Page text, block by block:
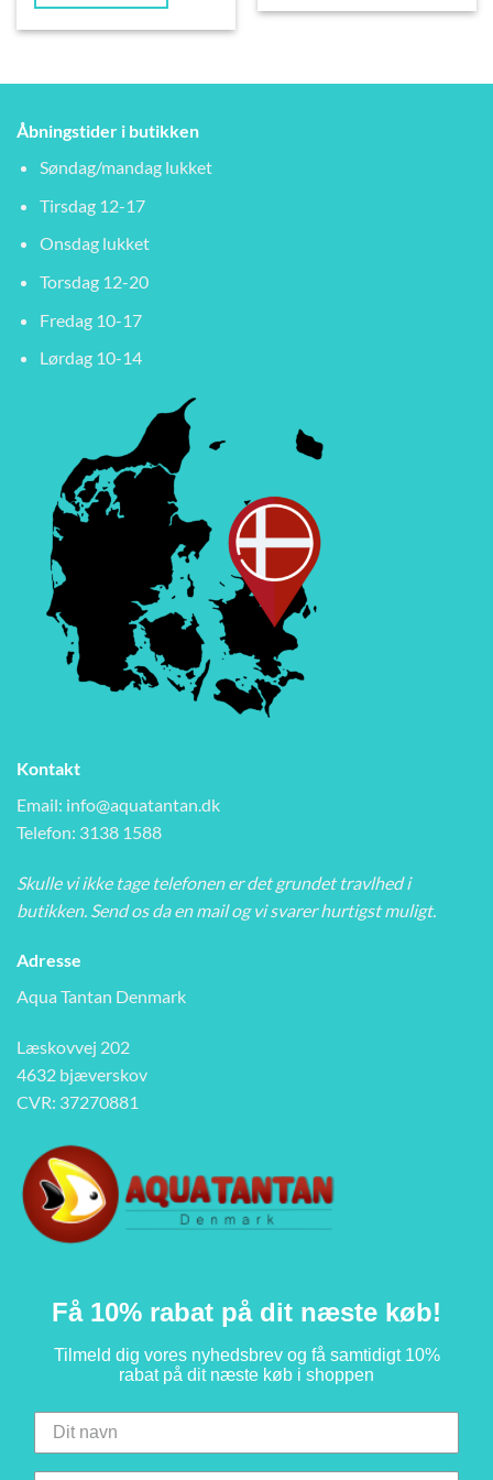
Åbningstider i butikken
Søndag/mandag lukket
Tirsdag 12-17
Onsdag lukket
Torsdag 12-20
Fredag 10-17
Lørdag 10-14
Kontakt
Email: info@aquatantan.dk
Telefon: 3138 1588
Skulle vi ikke tage telefonen er det grundet travlhed i
butikken. Send os da en mail og vi svarer hurtigst muligt.
Adresse
Aqua Tantan Denmark
Læskovvej 202
4632 bjæverskov
CVR: 37270881
Få 10% rabat på dit næste køb!
Tilmeld dig vores nyhedsbrev og få samtidigt 10%
rabat på dit næste køb i shoppen